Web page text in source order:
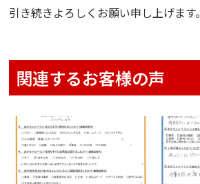
引き続きよろしくお願い申し上げます。
関連するお客様の声